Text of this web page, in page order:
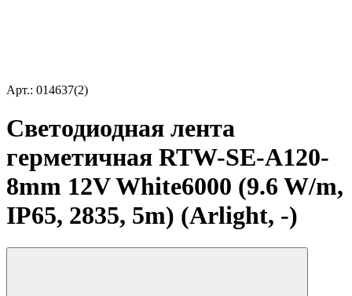
Арт.: 014637(2)
Светодиодная лента
герметичная RTW-SE-A120-
8mm 12V White6000 (9.6 W/m,
IP65, 2835, 5m) (Arlight, -)